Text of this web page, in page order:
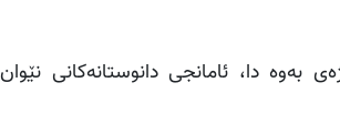
بەوە دا، ئامانجی دانوستانەکانی نێوان